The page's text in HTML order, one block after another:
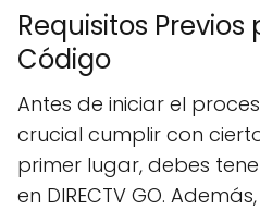
Requisitos
Código
Antes de iniciar el
crucial cumplir con
primer lugar, debes
en DIRECTV GO.